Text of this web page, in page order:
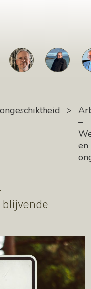
>
–
en
blijvende